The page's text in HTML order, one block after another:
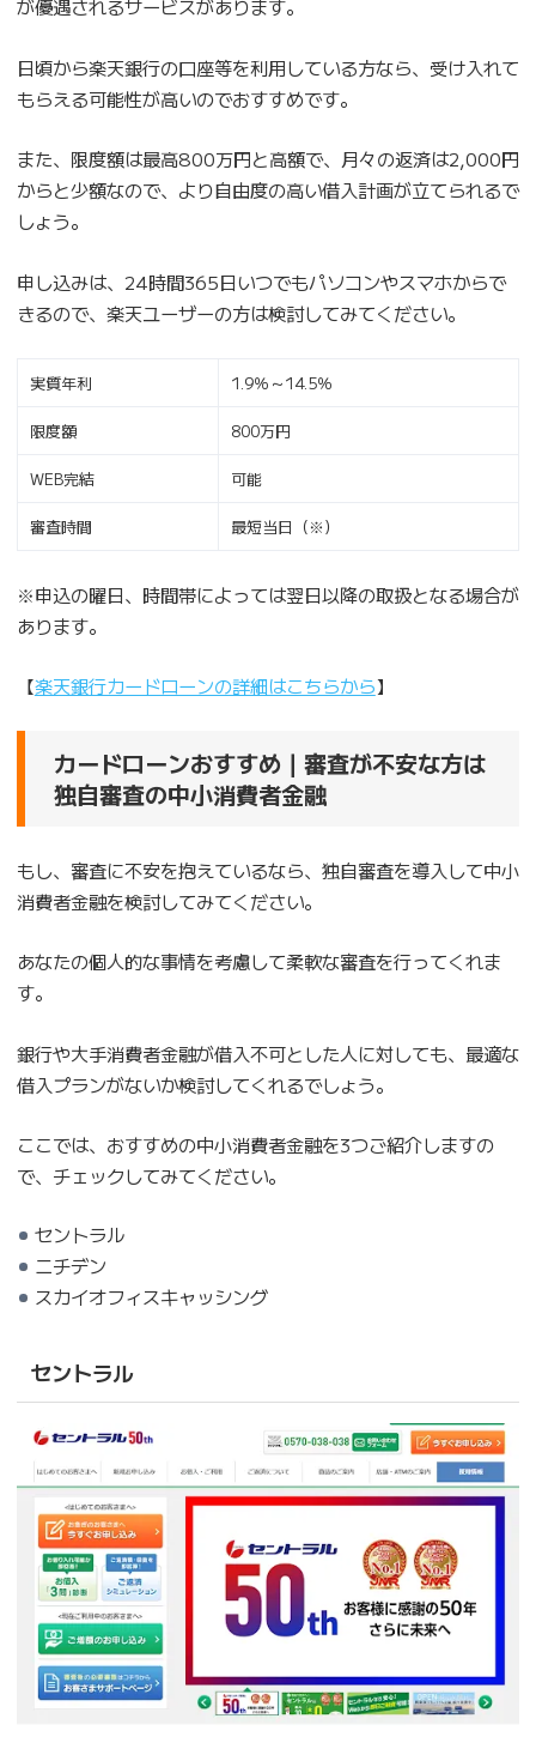
が優遇されるサービスがあります。
日頃から楽天銀行の口座等を利用している方なら、受け入れて
もらえる可能性が高いのでおすすめです。
また、限度額は最高800万円と高額で、月々の返済は2,000円
からと少額なので、より自由度の高い借入計画が立てられるで
しょう。
申し込みは、24時間365日いつでもパソコンやスマホからで
きるので、楽天ユーザーの方は検討してみてください。
実質年利 1.9％～14.5％
限度額 800万円
WEB完結 可能
審査時間 最短当日（※）
※申込の曜日、時間帯によっては翌日以降の取扱となる場合が
あります。
【楽天銀行カードローンの詳細はこちらから】
カードローンおすすめ｜審査が不安な方は
独自審査の中小消費者金融
もし、審査に不安を抱えているなら、独自審査を導入して中小
消費者金融を検討してみてください。
あなたの個人的な事情を考慮して柔軟な審査を行ってくれま
す。
銀行や大手消費者金融が借入不可とした人に対しても、最適な
借入プランがないか検討してくれるでしょう。
ここでは、おすすめの中小消費者金融を3つご紹介しますの
で、チェックしてみてください。
セントラル
ニチデン
スカイオフィスキャッシング
セントラル